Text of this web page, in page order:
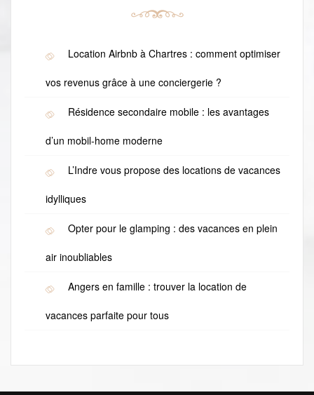
Location Airbnb à Chartres : comment optimiser
vos revenus grâce à une conciergerie ?
Résidence secondaire mobile : les avantages
d’un mobil-home moderne
L’Indre vous propose des locations de vacances
idylliques
Opter pour le glamping : des vacances en plein
air inoubliables
Angers en famille : trouver la location de
vacances parfaite pour tous